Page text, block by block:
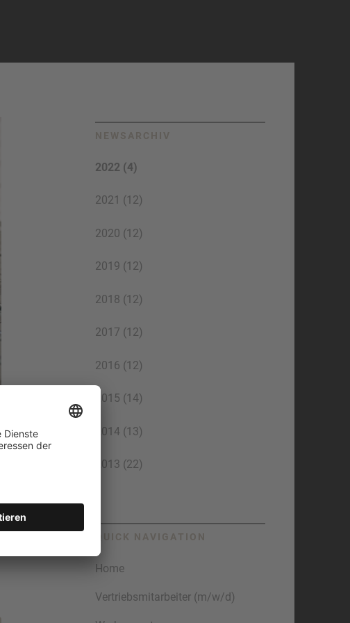
NEWSARCHIV
2022 (4)
2021 (12)
2020 (12)
2019 (12)
2018 (12)
2017 (12)
2016 (12)
2015 (14)
2014 (13)
2013 (22)
QUICK NAVIGATION
Home
Vertriebsmitarbeiter (m/w/d)